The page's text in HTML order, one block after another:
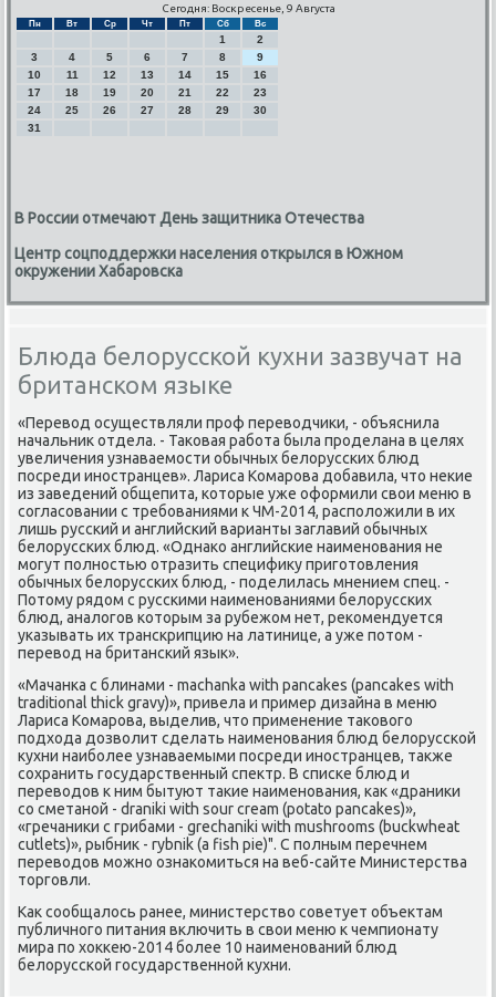
Сегодня: Воскресенье, 9 Августа
Пн Вт Ср Чт Пт Сб Вс
1
2
3
4 5 6 7 8
9
10
11 12 13 14 15
16
17
18 19 20 21 22
23
24
25 26 27 28 29
30
31
В России отмечают День защитника Отечества
Центр соцподдержки населения открылся в Южном
окружении Хабаровска
Блюда белорусской кухни зазвучат на
британском языке
«Перевод осуществляли проф переводчики, - объяснила
начальник отдела. - Таковая работа была проделана в целях
увеличения узнаваемости обычных белорусских блюд
посреди иностранцев». Лариса Комарова добавила, что некие
из заведений общепита, которые уже оформили свои меню в
согласовании с требованиями к ЧМ-2014, расположили в их
лишь русский и английский варианты заглавий обычных
белорусских блюд. «Однако английские наименования не
могут полностью отразить специфику приготовления
обычных белорусских блюд, - поделилась мнением спец. -
Потому рядом с русскими наименованиями белорусских
блюд, аналогов которым за рубежом нет, рекомендуется
указывать их транскрипцию на латинице, а уже потом -
перевод на британский язык».
«Мачанка с блинами - machanka with pancakes (pancakes with
traditional thick gravy)», привела и пример дизайна в меню
Лариса Комарова, выделив, что применение такового
подхода дозволит сделать наименования блюд белорусской
кухни наиболее узнаваемыми посреди иностранцев, также
сохранить государственный спектр. В списке блюд и
переводов к ним бытуют такие наименования, как «драники
со сметаной - draniki with sour cream (potato pancakes)»,
«гречаники с грибами - grechaniki with mushrooms (buckwheat
cutlets)», рыбник - rybnik (a fish pie)". С полным перечнем
переводов можно ознакомиться на веб-сайте Министерства
торговли.
Как сообщалось ранее, министерство советует объектам
публичного питания включить в свои меню к чемпионату
мира по хоккею-2014 более 10 наименований блюд
белорусской государственной кухни.